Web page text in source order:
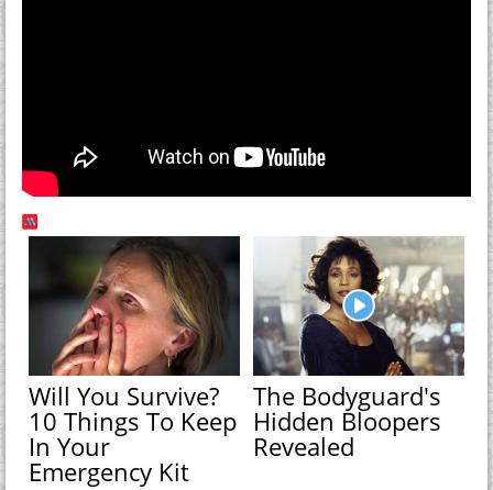
Will You Survive?
10 Things To Keep
In Your
Emergency Kit
The Bodyguard's
Hidden Bloopers
Revealed